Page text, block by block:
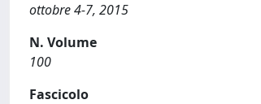
ottobre 4-7, 2015
N. Volume
100
Fascicolo